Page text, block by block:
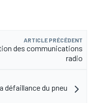
ARTICLE PRÉCÉDENT
des communications
radio
défaillance du pneu